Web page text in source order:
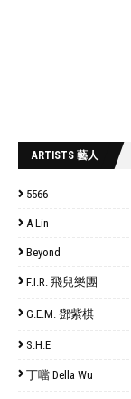
ARTISTS 藝人
5566
A-Lin
Beyond
F.I.R. 飛兒樂團
G.E.M. 鄧紫棋
S.H.E
丁噹 Della Wu